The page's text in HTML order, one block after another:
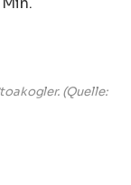
(Quelle: